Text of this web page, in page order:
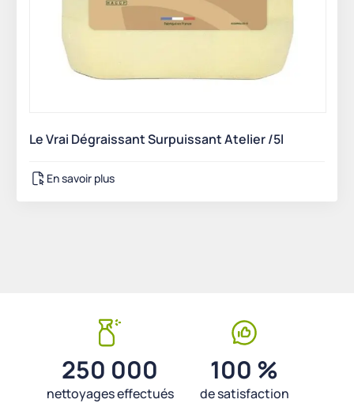
Le Vrai Dégraissant Surpuissant Atelier /5l
En savoir plus
250 000
nettoyages effectués
100 %
de satisfaction